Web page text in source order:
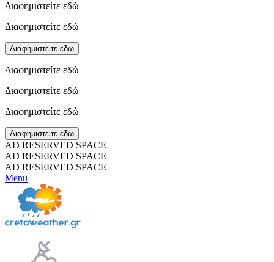
Διαφημιστείτε εδώ
Διαφημιστείτε εδώ
Διαφημιστειτε εδω
Διαφημιστείτε εδώ
Διαφημιστείτε εδώ
Διαφημιστείτε εδώ
Διαφημιστειτε εδω
AD RESERVED SPACE
AD RESERVED SPACE
AD RESERVED SPACE
Menu